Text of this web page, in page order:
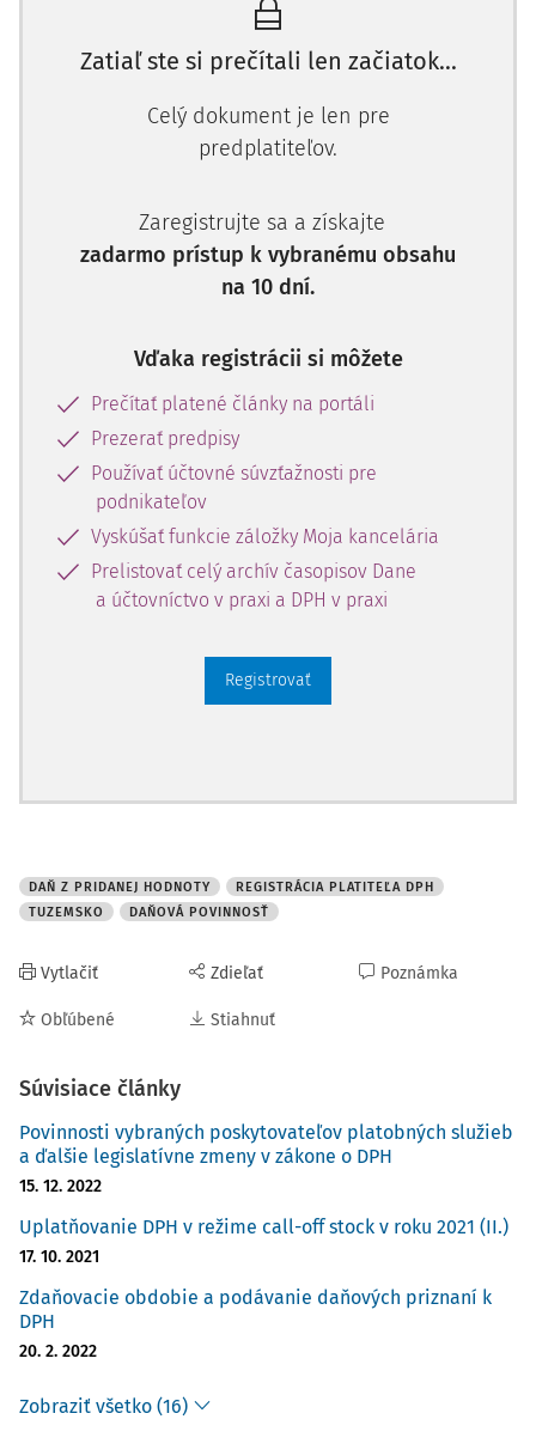
Zatiaľ ste si prečítali len začiatok...
Celý dokument je len pre
predplatiteľov.
Zaregistrujte sa a získajte
zadarmo prístup k vybranému obsahu
na 10 dní.
Vďaka registrácii si môžete
Prečítať platené články na portáli
Prezerať predpisy
Používať účtovné súvzťažnosti pre
podnikateľov
Vyskúšať funkcie záložky Moja kancelária
Prelistovať celý archív časopisov Dane
a účtovníctvo v praxi a DPH v praxi
Registrovať
DAŇ Z PRIDANEJ HODNOTY
REGISTRÁCIA PLATITEĽA DPH
TUZEMSKO
DAŇOVÁ POVINNOSŤ
Vytlačiť
Obľúbené
Zdieľať
Stiahnuť
Poznámka
Súvisiace články
Povinnosti vybraných poskytovateľov platobných služieb
a ďalšie legislatívne zmeny v zákone o DPH
15. 12. 2022
Uplatňovanie DPH v režime call-off stock v roku 2021 (II.)
17. 10. 2021
Zdaňovacie obdobie a podávanie daňových priznaní k
DPH
20. 2. 2022
Zobraziť všetko (16)